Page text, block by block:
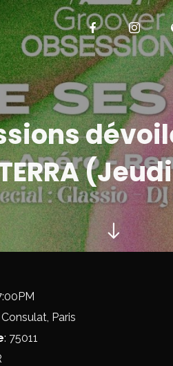
Paris
: 75011